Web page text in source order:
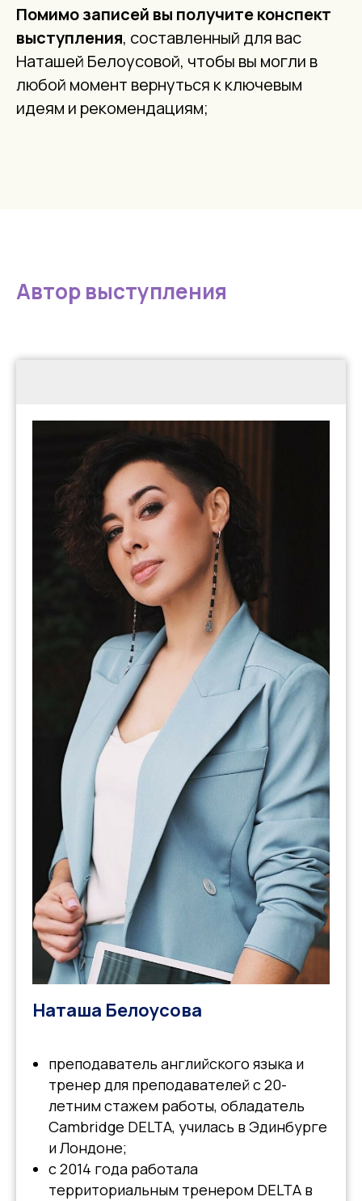
Помимо записей вы получите конспект
выступления, составленный для вас
Наташей Белоусовой, чтобы вы могли в
любой момент вернуться к ключевым
идеям и рекомендациям;
Автор выступления
Наташа Белоусова
преподаватель английского языка и
тренер для преподавателей с 20-
летним стажем работы, обладатель
Cambridge DELTA, училась в Эдинбурге
и Лондоне;
c 2014 года работала
территориальным тренером DELTA в